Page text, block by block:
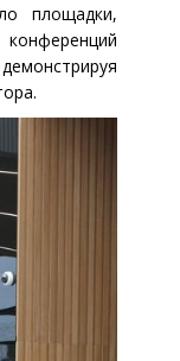
площадки,